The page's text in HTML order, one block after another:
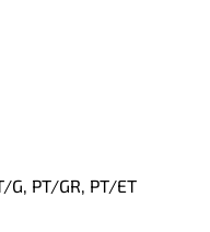
G, PT/GR, PT/ET